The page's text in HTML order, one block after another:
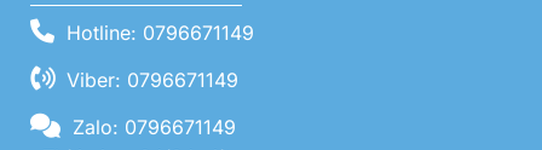
Hotline: 0796671149
Viber: 0796671149
Zalo: 0796671149